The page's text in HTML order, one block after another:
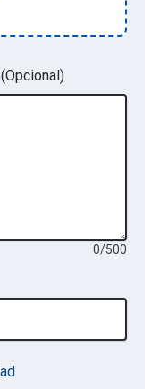
(Opcional)
0/500